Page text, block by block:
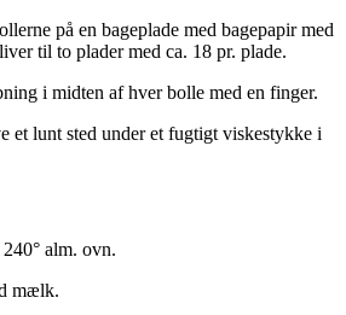
på en bageplade med bagepapir med
til to plader med ca. 18 pr. plade.
i midten af hver bolle med en finger.
et lunt sted under et fugtigt viskestykke i
alm. ovn.
mælk.